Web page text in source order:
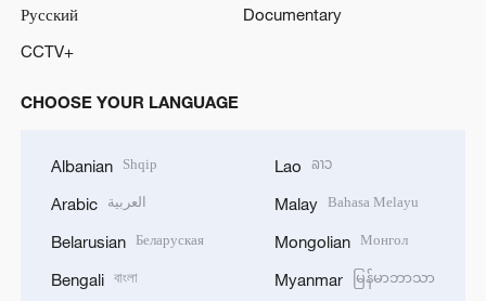
Русский
Documentary
CCTV+
CHOOSE YOUR LANGUAGE
Albanian Shqip
Arabic العربية
Belarusian Беларуская
Bengali বাংলা
Lao ລາວ
Malay Bahasa Melayu
Mongolian Монгол
Myanmar မြန်မာဘာသာ